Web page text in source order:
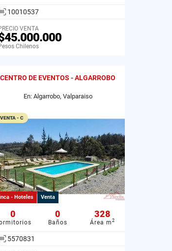
10010537
VENTA
Chilenos
CENTRO DE EVENTOS - ALGARROBO
En: Algarrobo, Valparaiso
VENTA - C
- Hoteles Venta
0 0
Baños
328
Área m 2
5570831